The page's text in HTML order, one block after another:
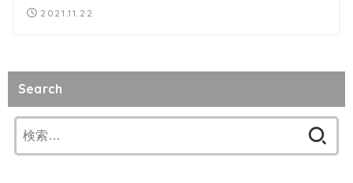
2021.11.22
Search
索: